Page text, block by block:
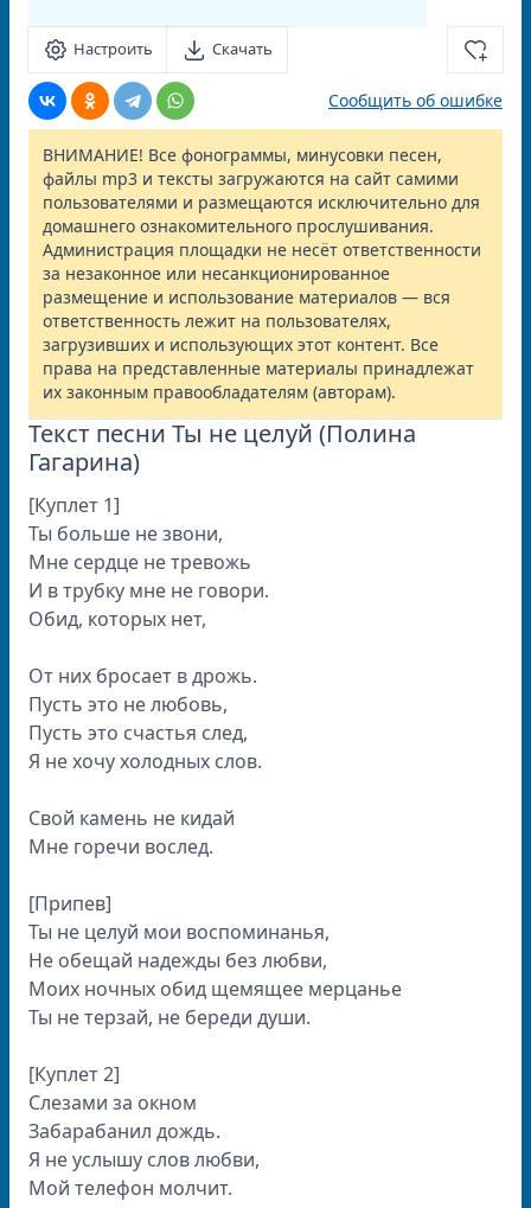
Настроить Скачать
Сообщить об ошибке
ВНИМАНИЕ! Все фонограммы, минусовки песен,
файлы mp3 и тексты загружаются на сайт самими
пользователями и размещаются исключительно для
домашнего ознакомительного прослушивания.
Администрация площадки не несёт ответственности
за незаконное или несанкционированное
размещение и использование материалов — вся
ответственность лежит на пользователях,
загрузивших и использующих этот контент. Все
права на представленные материалы принадлежат
их законным правообладателям (авторам).
Текст песни Ты не целуй (Полина
Гагарина)
[Куплет 1]
Ты больше не звони,
Мне сердце не тревожь
И в трубку мне не говори.
Обид, которых нет,
От них бросает в дрожь.
Пусть это не любовь,
Пусть это счастья след,
Я не хочу холодных слов.
Свой камень не кидай
Мне горечи вослед.
[Припев]
Ты не целуй мои воспоминанья,
Не обещай надежды без любви,
Моих ночных обид щемящее мерцанье
Ты не терзай, не береди души.
[Куплет 2]
Слезами за окном
Забарабанил дождь.
Я не услышу слов любви,
Мой телефон молчит.